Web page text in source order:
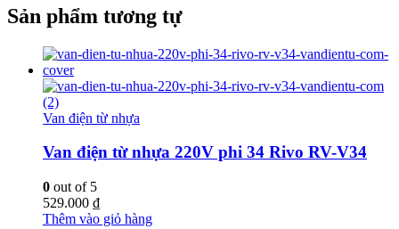
Sản phẩm tương tự
Van điện từ nhựa
Van điện từ nhựa 220V phi 34 Rivo RV-V34
0 out of 5
529.000 ₫
Thêm vào giỏ hàng